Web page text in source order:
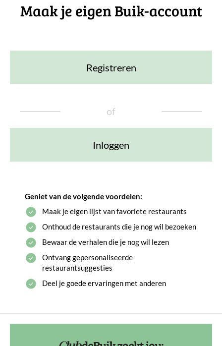
Maak je eigen Buik-account
Registreren
of
Inloggen
Geniet van de volgende voordelen:
Maak je eigen lijst van favoriete restaurants
Onthoud de restaurants die je nog wil bezoeken
Bewaar de verhalen die je nog wil lezen
Ontvang gepersonaliseerde
restaurantsuggesties
Deel je goede ervaringen met anderen